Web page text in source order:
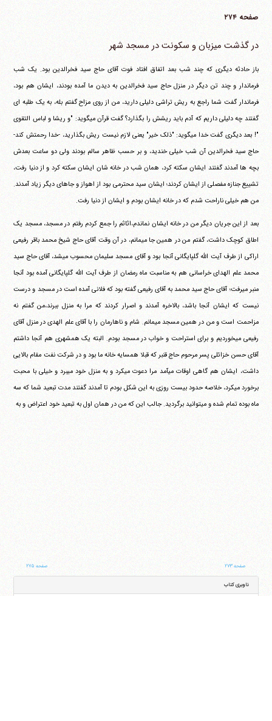
صفحه ۲۷۴
در گذشت میزبان و سکونت در مسجد شهر
باز حادثه دیگری که چند شب بعد اتفاق افتاد فوت آقای حاج سید فخرالدین بود. یک شب
فرماندار و چند تن دیگر در منزل حاج سید فخرالدین به دیدن ما آمده بودند، ایشان هم بود،
فرماندار گفت شما راجع به ریش تراشی دلیلی دارید، من از روی مزاح گفتم بله، به یک طلبه ای
گفتند چه دلیلی داریم که آدم باید ریشش را بگذارد؟ گفت قرآن می‎گوید: "و ریشا و لباس التقوی
"! بعد دیگری گفت خدا می‎گوید: "ذلک خیر" یعنی لازم نیست ریش بگذارید، -خدا رحمتش کند-
حاج سید فخرالدین آن شب خیلی خندید، و بر حسب ظاهر سالم بودند ولی دو ساعت بعدش
بچه ها آمدند گفتند ایشان سکته کرد، همان شب در خانه شان ایشان سکته کرد و از دنیا رفت،
تشییع جنازه مفصلی از ایشان کردند؛ ایشان سید محترمی بود از اهواز و جاهای دیگر زیاد آمدند.
من هم خیلی ناراحت شدم که در خانه ایشان بودم و ایشان از دنیا رفت.
بعد از این جریان دیگر من در خانه ایشان نماندم،اثاثم را جمع کردم رفتم در مسجد، مسجد یک
اطاق کوچک داشت، گفتم من در همین جا می‎مانم، در آن وقت آقای حاج شیخ محمد باقر رفیعی
اراکی از طرف آیت الله گلپایگانی آنجا بود و آقای مسجد سلیمان محسوب می‎شد، آقای حاج سید
محمد علم الهدای خراسانی هم به مناسبت ماه رمضان از طرف آیت الله گلپایگانی آمده بود آنجا
منبر می‎رفت؛ آقای حاج سید محمد به آقای رفیعی گفته بود که فلانی آمده است در مسجد و درست
نیست که ایشان آنجا باشد، بالاخره آمدند و اصرار کردند که مرا به منزل ببرند،من گفتم نه
مزاحمت است و من در همین مسجد می‎مانم. شام و ناهارمان را با آقای علم الهدی در منزل آقای
رفیعی می‎خوردیم و برای استراحت و خواب در مسجد بودم. البته یک همشهری هم آنجا داشتم
آقای حسن خزائلی پسر مرحوم حاج قنبر که قبلا همسایه خانه ما بود و در شرکت نفت مقام بالایی
داشت، ایشان هم گاهی اوقات می‎آمد مرا دعوت می‎کرد و به منزل خود می‎برد و خیلی با محبت
برخورد می‎کرد، خلاصه حدود بیست روزی به این شکل بودم تا آمدند گفتند مدت تبعید شما که سه
ماه بوده تمام شده و می‎توانید برگردید. جالب این که من در همان اول به تبعید خود اعتراض و به
صفحه ۲۷۳ صفحه ۲۷۵
ناوبری کتاب